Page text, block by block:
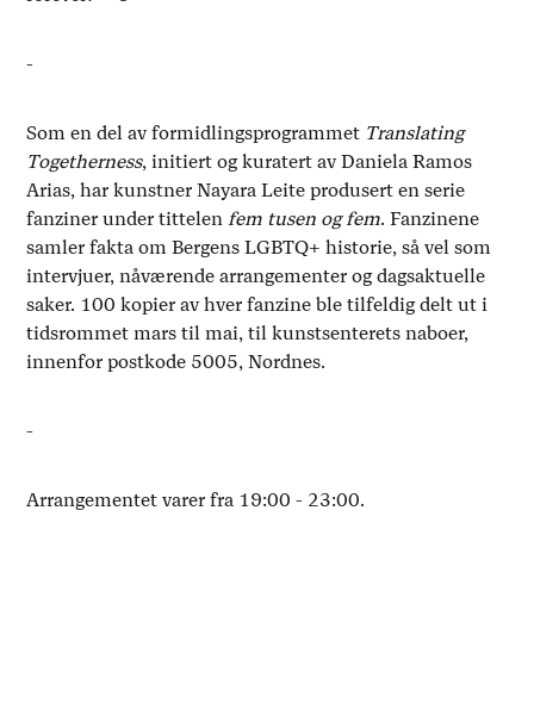
-
Som en del av formidlingsprogrammet Translating
Togetherness, initiert og kuratert av Daniela Ramos
Arias, har kunstner Nayara Leite produsert en serie
fanziner under tittelenfem tusen og fem. Fanzinene
samler fakta om Bergens LGBTQ+ historie, så vel som
intervjuer, nåværende arrangementer og dagsaktuelle
saker. 100 kopier av hver fanzine ble tilfeldig delt ut i
tidsrommet mars til mai, til kunstsenterets naboer,
innenfor postkode 5005, Nordnes.
-
Arrangementet varer fra 19:00 - 23:00.